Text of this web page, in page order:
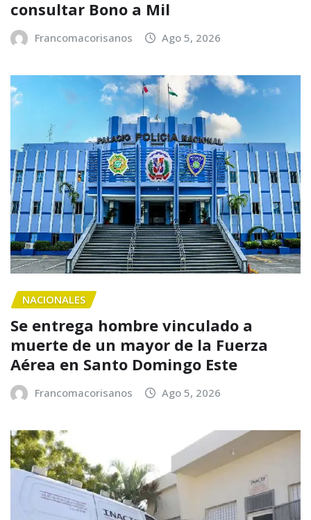
consultar Bono a Mil
Francomacorisanos Ago 5, 2026
NACIONALES
Se entrega hombre vinculado a
muerte de un mayor de la Fuerza
Aérea en Santo Domingo Este
Francomacorisanos Ago 5, 2026